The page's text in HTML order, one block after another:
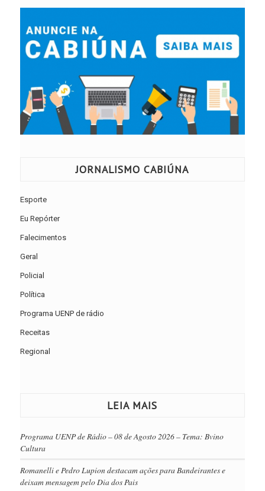
JORNALISMO CABIÚNA
Esporte
Eu Repórter
Falecimentos
Geral
Policial
Política
Programa UENP de rádio
Receitas
Regional
LEIA MAIS
Programa UENP de Rádio – 08 de Agosto 2026 – Tema: Bvino
Cultura
Romanelli e Pedro Lupion destacam ações para Bandeirantes e
deixam mensagem pelo Dia dos Pais